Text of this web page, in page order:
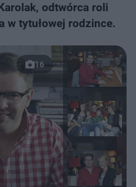
odtwórca roli
w tytułowej rodzince.
16